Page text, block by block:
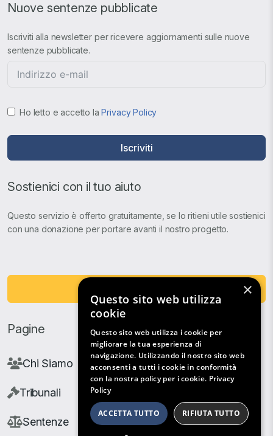
Nuove sentenze pubblicate
Iscriviti alla newsletter per ricevere aggiornamenti sulle nuove
sentenze pubblicate.
Ho letto e accetto laPrivacy Policy
Iscriviti
Sostienici con il tuo aiuto
Questo servizio è offerto gratuitamente, se lo ritieni utile sostienici
con una donazione per portare avanti il nostro progetto.
Pagine
Chi Siamo
Tribunali
Sentenze
×
Questo sito web utilizza
cookie
Questo sito web utilizza i cookie per
migliorare la tua esperienza di
navigazione. Utilizzando il nostro sito web
acconsenti a tutti i cookie in conformità
con la nostra policy per i cookie. Privacy
Policy
ACCETTA TUTTO RIFIUTA TUTTO